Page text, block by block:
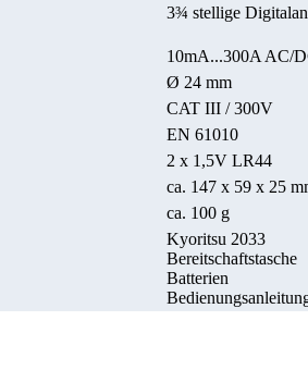
3¾ stellige
10mA...300A AC/
Ø 24 mm
CAT III / 300V
EN 61010
2 x 1,5V LR44
ca. 147 x 59 x 25
ca. 100 g
Kyoritsu 2033
Bereitschaftstasche
Batterien